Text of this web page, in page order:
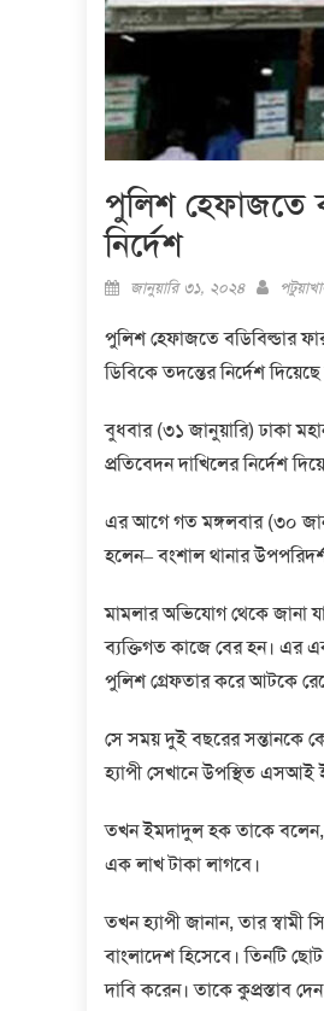
পুলিশ হেফাজতে
নির্দেশ
Posted
জানুয়ারি ৩১, ২০২৪ Author
পুলিশ হেফাজতে বডিবিল্ডার
ডিবিকে তদন্তের নির্দেশ
বুধবার (৩১ জানুয়ারি) ঢাকা
প্রতিবেদন দাখিলের নির্দেশ
এর আগে গত মঙ্গলবার (৩০
হলেন– বংশাল থানার
মামলার অভিযোগ থেকে জানা
ব্যক্তিগত কাজে বের হন। এর
পুলিশ গ্রেফতার করে আটকে
সে সময় দুই বছরের সন্তানকে
হ্যাপী সেখানে উপস্থিত
তখন ইমদাদুল হক তাকে বলেন,
এক লাখ টাকা লাগবে।
তখন হ্যাপী জানান, তার স্বামী
বাংলাদেশ হিসেবে। তিনটি
দাবি করেন। তাকে কুপ্রস্তাব